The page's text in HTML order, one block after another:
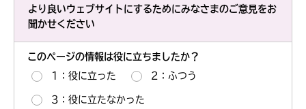
より良いウェブサイトにするためにみなさまのご意見をお
聞かせください
このページの情報は役に立ちましたか？
1：役に立った 2：ふつう
3：役に立たなかった